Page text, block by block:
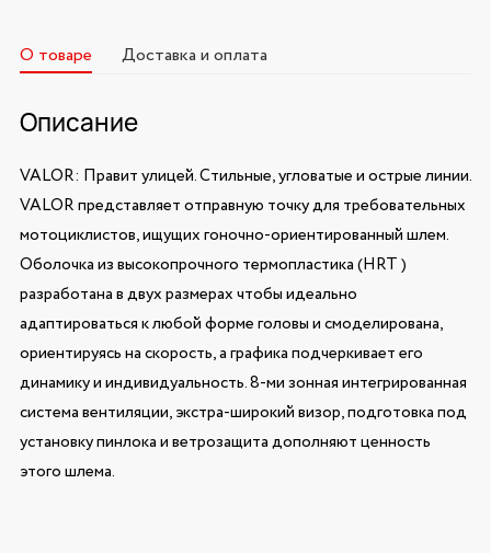
О товаре Доставка и оплата
Описание
VALOR: Правит улицей. Cтильные, угловатые и острые линии.
VALOR представляет отправную точку для требовательных
мотоциклистов, ищущих гоночно-ориентированный шлем.
Оболочка из высокопрочного термопластика (HRT )
разработана в двух размерах чтобы идеально
адаптироваться к любой форме головы и смоделирована,
ориентируясь на скорость, а графика подчеркивает его
динамику и индивидуальность. 8-ми зонная интегрированная
система вентиляции, экстра-широкий визор, подготовка под
установку пинлока и ветрозащита дополняют ценность
этого шлема.